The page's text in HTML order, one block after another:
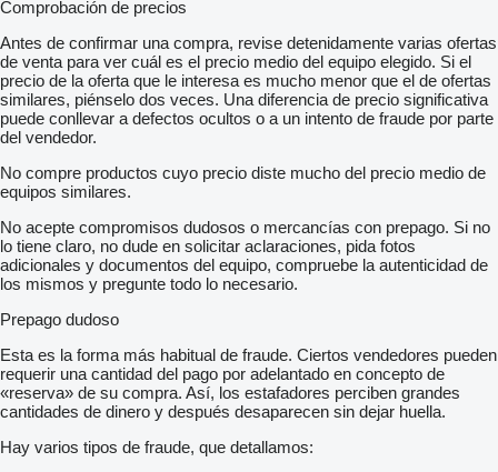
Comprobación de precios
Antes de confirmar una compra, revise detenidamente varias ofertas
de venta para ver cuál es el precio medio del equipo elegido. Si el
precio de la oferta que le interesa es mucho menor que el de ofertas
similares, piénselo dos veces. Una diferencia de precio significativa
puede conllevar a defectos ocultos o a un intento de fraude por parte
del vendedor.
No compre productos cuyo precio diste mucho del precio medio de
equipos similares.
No acepte compromisos dudosos o mercancías con prepago. Si no
lo tiene claro, no dude en solicitar aclaraciones, pida fotos
adicionales y documentos del equipo, compruebe la autenticidad de
los mismos y pregunte todo lo necesario.
Prepago dudoso
Esta es la forma más habitual de fraude. Ciertos vendedores pueden
requerir una cantidad del pago por adelantado en concepto de
«reserva» de su compra. Así, los estafadores perciben grandes
cantidades de dinero y después desaparecen sin dejar huella.
Hay varios tipos de fraude, que detallamos: